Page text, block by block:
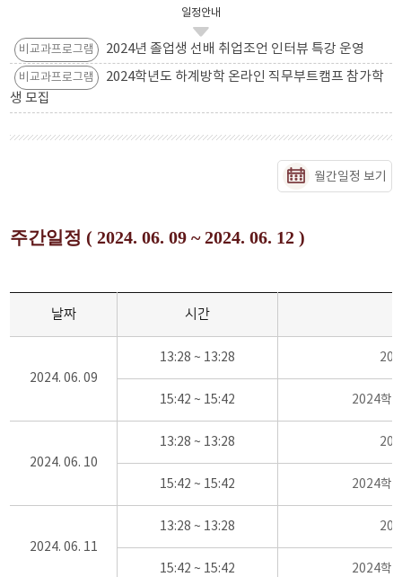
일정안내
비교과프로그램 2024년 졸업생 선배 취업조언 인터뷰 특강 운영
비교과프로그램
2024학년도 하계방학 온라인 직무부트캠프 참가학
생 모집
월간일정 보기
주간일정 ( 2024. 06. 09 ~ 2024. 06. 12 )
날짜 시간
2024. 06. 09
13:28 ~ 13:28
15:42 ~ 15:42 2024학
2024. 06. 10
13:28 ~ 13:28
15:42 ~ 15:42 2024학
2024. 06. 11
13:28 ~ 13:28
15:42 ~ 15:42 2024학